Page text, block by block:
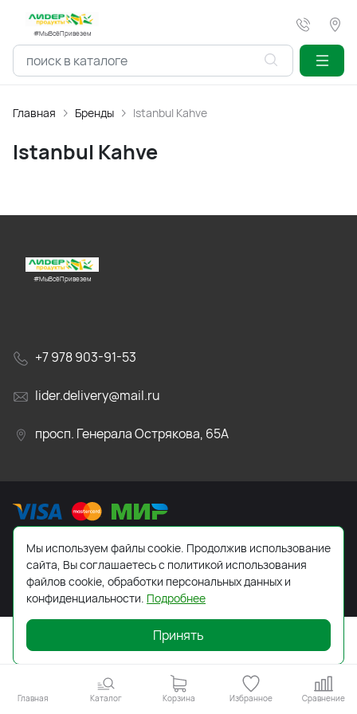
#МыВсёПривезем
Главная Бренды Istanbul Kahve
Istanbul Kahve
#МыВсёПривезем
+7 978 903-91-53
lider.delivery@mail.ru
просп. Генерала Острякова, 65А
2026 © Все права защищены. Работает наReadyScript
Главная Каталог Корзина Избранное Сравнение
Мы используем файлы cookie. Продолжив использование
сайта, Вы соглашаетесь с политикой использования
файлов cookie, обработки персональных данных и
конфиденциальности. Подробнее
Принять